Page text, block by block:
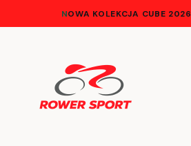
NOWA KOLEKCJA CUBE 2026